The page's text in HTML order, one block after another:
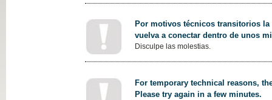
Por motivos técnicos transitorios
vuelva a conectar dentro de unos
Disculpe las molestias.
For temporary technical reasons,
Please try again in a few minutes.